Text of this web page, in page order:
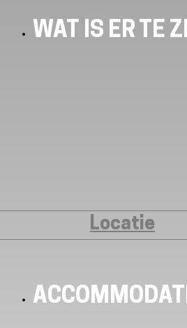
WAT IS ER TE
Locatie